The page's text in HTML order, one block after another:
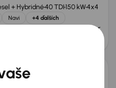
+ Hybridné40 TDI150 kW4x4
Navi +4 ďalších
Akciová cena na úver